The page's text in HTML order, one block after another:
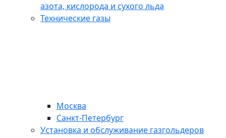
азота, кислорода и сухого льда
Технические газы
Москва
Санкт-Петербург
Установка и обслуживание газгольдеров